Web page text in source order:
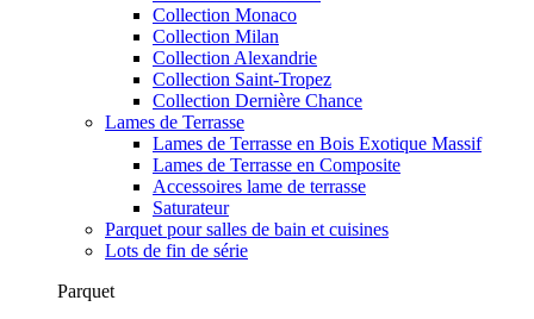
Collection Monaco
Collection Milan
Collection Alexandrie
Collection Saint-Tropez
Collection Dernière Chance
Lames de Terrasse
Lames de Terrasse en Bois Exotique Massif
Lames de Terrasse en Composite
Accessoires lame de terrasse
Saturateur
Parquet pour salles de bain et cuisines
Lots de fin de série
Parquet